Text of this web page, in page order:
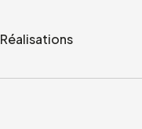
Réalisations